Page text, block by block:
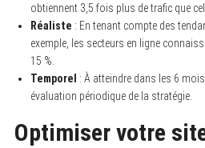
obtiennent 3,5 fois plus de trafic que
Réaliste : En tenant compte des
exemple, les secteurs en ligne
15 %.
Temporel : À atteindre dans les 6
évaluation périodique de la stratégie.
Optimiser votre